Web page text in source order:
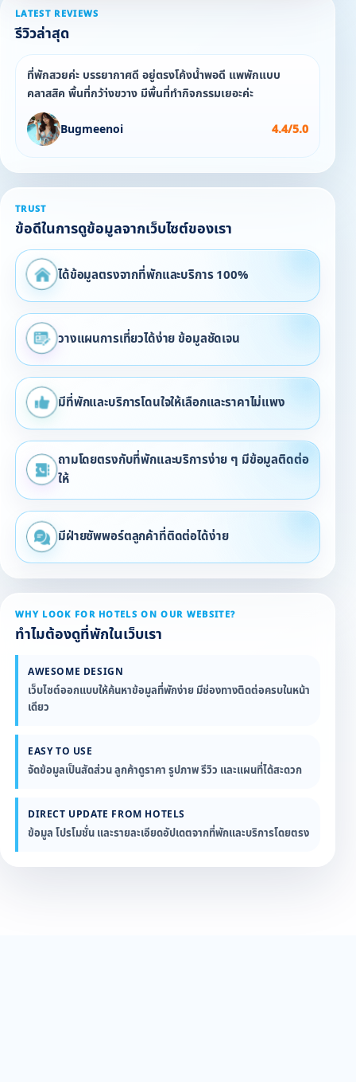
LATEST REVIEWS
รีวิวล่าสุด
ที่พักสวยค่ะ บรรยากาศดี อยู่ตรงโค้งน้ำพอดี แพพักแบบ
คลาสสิค พื้นที่กว้า่งขวาง มีพื้นที่ทำกิจกรรมเยอะค่ะ
Bugmeenoi 4.4/5.0
TRUST
ข้อดีในการดูข้อมูลจากเว็บไซต์ของเรา
ได้ข้อมูลตรงจากที่พักและบริการ 100%
วางแผนการเที่ยวได้ง่าย ข้อมูลชัดเจน
มีที่พักและบริการโดนใจให้เลือกและราคาไม่แพง
ถามโดยตรงกับที่พักและบริการง่าย ๆ มีข้อมูลติดต่อ
ให้
มีฝ่ายซัพพอร์ตลูกค้าที่ติดต่อได้ง่าย
WHY LOOK FOR HOTELS ON OUR WEBSITE?
ทำไมต้องดูที่พักในเว็บเรา
AWESOME DESIGN
เว็บไซต์ออกแบบให้ค้นหาข้อมูลที่พักง่าย มีช่องทางติดต่อครบในหน้า
เดียว
EASY TO USE
จัดข้อมูลเป็นสัดส่วน ลูกค้าดูราคา รูปภาพ รีวิว และแผนที่ได้สะดวก
DIRECT UPDATE FROM HOTELS
ข้อมูล โปรโมชั่น และรายละเอียดอัปเดตจากที่พักและบริการโดยตรง